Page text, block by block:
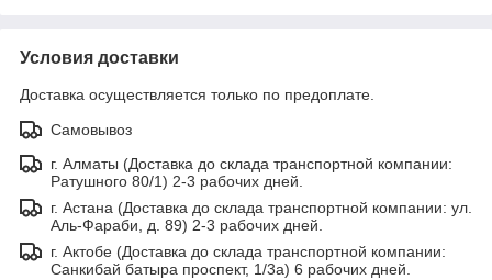
Условия доставки
Доставка осуществляется только по предоплате.
Самовывоз
г. Алматы (Доставка до склада транспортной компании:
Ратушного 80/1) 2-3 рабочих дней.
г. Астана (Доставка до склада транспортной компании: ул.
Аль-Фараби, д. 89) 2-3 рабочих дней.
г. Актобе (Доставка до склада транспортной компании:
Санкибай батыра проспект, 1/3а) 6 рабочих дней.